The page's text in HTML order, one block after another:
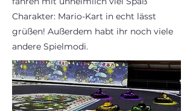
Charakter: Mario-Kart in echt lässt
grüßen! Außerdem habt ihr noch viele
andere Spielmodi.